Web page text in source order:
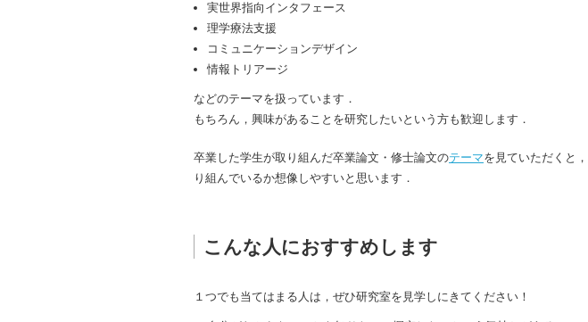
実世界指向インタフェース
理学療法支援
コミュニケーションデザイン
情報トリアージ
などのテーマを扱っています．
もちろん，興味があることを研究したいという方も歓迎します．
卒業した学生が取り組んだ卒業論文・修士論文のテーマを見ていただくと
り組んでいるか想像しやすいと思います．
こんな人におすすめします
１つでも当てはまる人は，ぜひ研究室を見学しにきてください！